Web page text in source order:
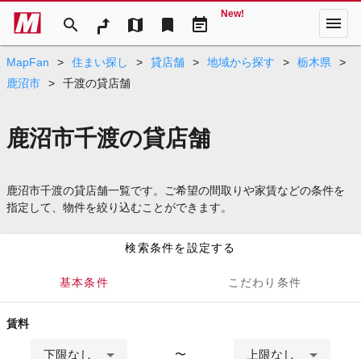
search map bookmark event_note
New! menu
MapFan > 住まい探し > 貸店舗 > 地域から探す > 栃木県
>
鹿沼市
> 千渡の貸店舗
鹿沼市千渡の貸店舗
鹿沼市千渡の貸店舗一覧です。ご希望の間取りや家賃などの条件を
指定して、物件を絞り込むことができます。
検索条件を設定する
基本条件 こだわり条件
賃料
下限なし 〜 上限なし